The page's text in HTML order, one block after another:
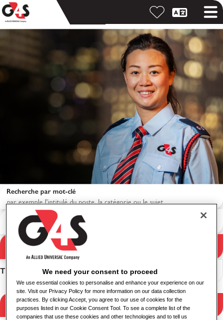
Résultats de la
recherche
Recherche par mot-clé
Recherche par lieu
Trier
Filtrer les résultats
We need your consent to proceed
We use essential cookies to personalise and enhance your experience on our
site. Visit our Privacy Policy for more information on our data collection
practices. By clicking Accept, you agree to our use of cookies for the
purposes listed in our Cookie Consent Tool. To see a complete list of the
companies that use these cookies and other technologies and to tell us